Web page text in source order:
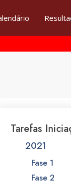
Tarefas
2021
Fase 1
Fase 2